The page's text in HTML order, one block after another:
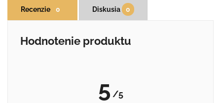
Recenzie 0 Diskusia 0
Hodnotenie produktu
5 /5